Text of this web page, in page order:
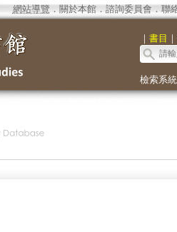
網站導覽 ． 關於本館． 諮詢委員會． 聯
｜ 書目 ｜
檢索系統